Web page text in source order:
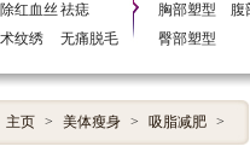
红血丝 祛痣
纹绣 无痛脱毛
胸部塑型
腹
臀部塑型
主页 > 美体瘦身 > 吸脂减肥 >